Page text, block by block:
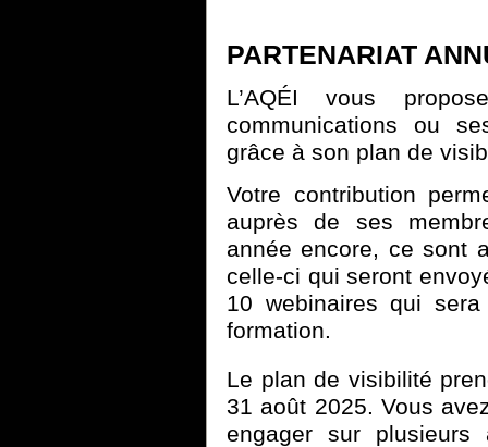
PARTENARIAT
L’AQÉI vous
communications ou
grâce à son plan de
Votre contribution
auprès de ses
année encore, ce sont
celle-ci qui seront
10 webinaires qui
formation.
Le plan de visibilité
31 août 2025. Vous
engager sur